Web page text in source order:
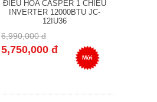
ĐIỀU HÒA CASPER 1 CHIỀU
INVERTER 12000BTU JC-
12IU36
6,990,000 đ
5,750,000 đ
Mới